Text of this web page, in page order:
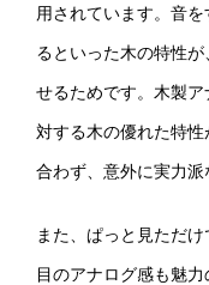
用されています。音
るといった木の特性
せるためです。木製
対する木の優れた特
合わず、意外に実力派
また、ぱっと見ただ
目のアナログ感も魅